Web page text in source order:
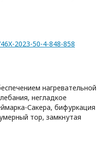
2023-50-4-848-858
нагревательной
негладкое
Сакера, бифуркация
тор, замкнутая